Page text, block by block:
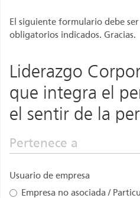
empleo
El siguiente formulario debe
obligatorios indicados. Gracias.
Liderazgo
que integra el
el sentir de la
Pertenece a
Usuario de empresa
Empresa no asociada /